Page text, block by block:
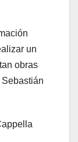
un
obras